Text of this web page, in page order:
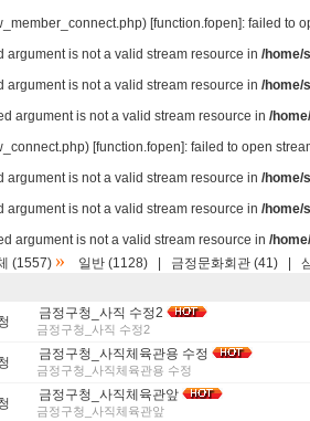
[function.fopen]: failed to
argument is not a valid stream resource in /home/
argument is not a valid stream resource in /home/
argument is not a valid stream resource in /
[function.fopen]: failed to open
argument is not a valid stream resource in /home/
argument is not a valid stream resource in /home/
argument is not a valid stream resource in /
(1557) » 일반 (1128) 금정문화회관 (41)
금정구청_사직 수정2
금정구청_사직 수정2
금정구청_사직체육관용 수정
금정구청_사직체육관용 수정
금정구청_사직체육관앞
금정구청_사직체육관앞